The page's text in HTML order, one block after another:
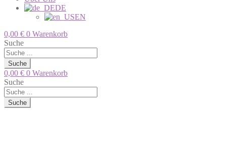
DE
EN
0,00 € 0 Warenkorb
Suche
Suche
0,00 € 0 Warenkorb
Suche
Suche